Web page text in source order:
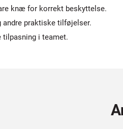
knæ for korrekt beskyttelse.
praktiske tilføjelser.
tilpasning i teamet.